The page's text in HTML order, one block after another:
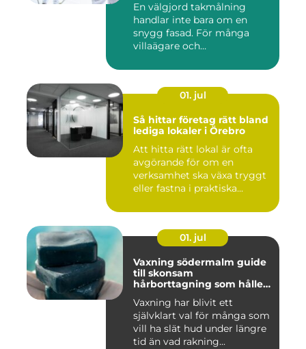
En välgjord takmålning
handlar inte bara om en
snygg fasad. För många
villaägare och
01. jul
Så hittar företag rätt bland
lediga lokaler i Örebro
Att hitta rätt lokal är ofta
avgörande för om en
verksamhet ska växa tryggt
eller fastna i praktiska...
01. jul
Vaxning södermalm guide
till skonsam
hårborttagning som håller
Vaxning har blivit ett
självklart val för många som
vill ha slät hud under längre
tid än vad rakning...